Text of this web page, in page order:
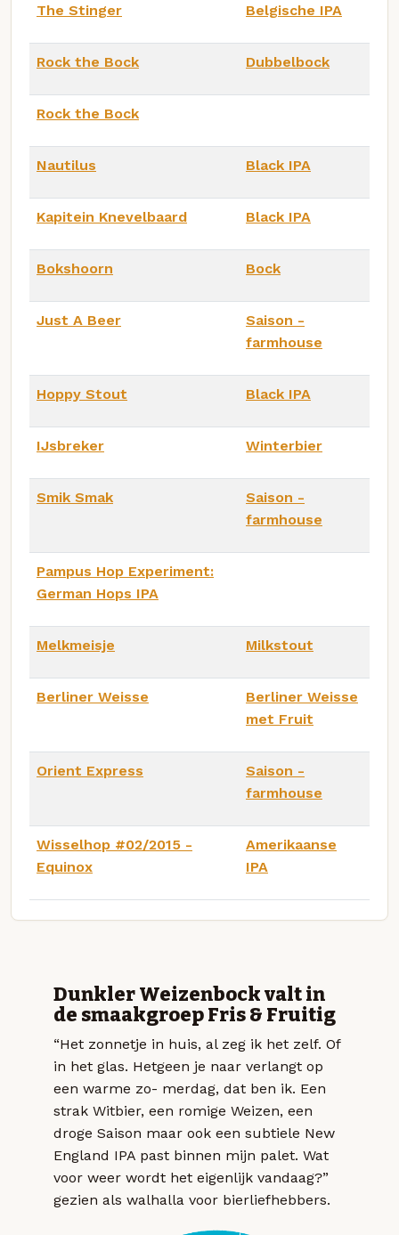
The Stinger Belgische IPA
Rock the Bock Dubbelbock
Rock the Bock
Nautilus Black IPA
Kapitein Knevelbaard Black IPA
Bokshoorn Bock
Just A Beer
Saison -
farmhouse
Hoppy Stout Black IPA
IJsbreker Winterbier
Smik Smak
Saison -
farmhouse
Pampus Hop Experiment:
German Hops IPA
Melkmeisje Milkstout
Berliner Weisse
Berliner Weisse
met Fruit
Orient Express
Saison -
farmhouse
Wisselhop #02/2015 -
Equinox
Amerikaanse
IPA
Dunkler Weizenbock valt in
de smaakgroep Fris & Fruitig
“Het zonnetje in huis, al zeg ik het zelf. Of
in het glas. Hetgeen je naar verlangt op
een warme zo- merdag, dat ben ik. Een
strak Witbier, een romige Weizen, een
droge Saison maar ook een subtiele New
England IPA past binnen mijn palet. Wat
voor weer wordt het eigenlijk vandaag?”
gezien als walhalla voor bierliefhebbers.